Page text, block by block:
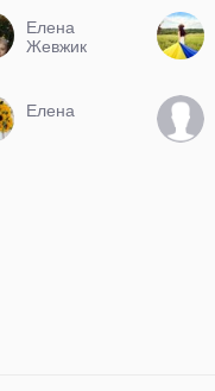
Елена
Жевжик
Елена